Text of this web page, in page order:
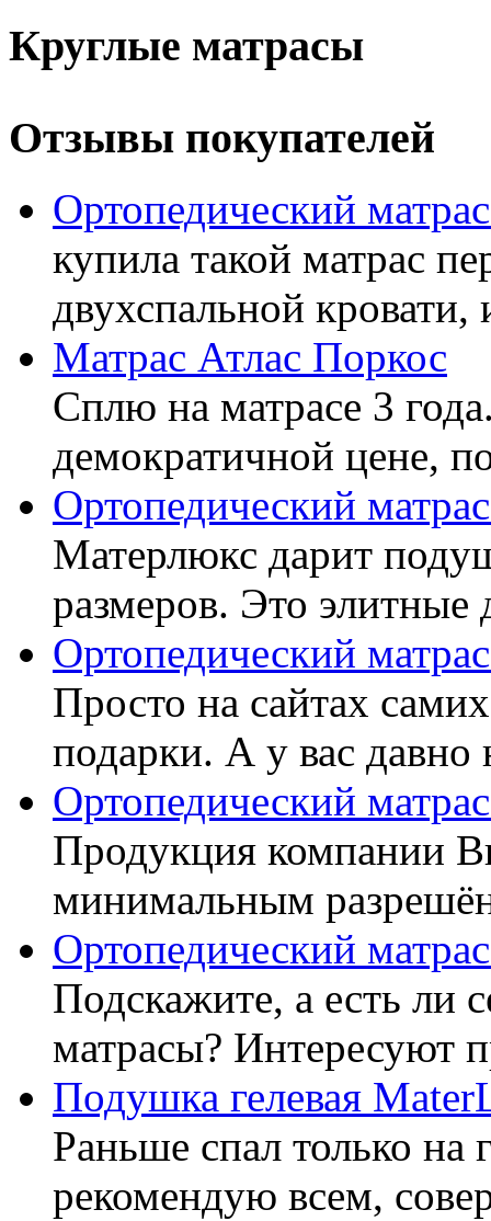
Круглые матрасы
Отзывы покупателей
Ортопедический
купила такой матрас
двухспальной
Матрас Атлас Поркос
Сплю на матрасе 3
демократичной цене,
Ортопедический
Матерлюкс дарит
размеров. Это элитные
Ортопедический
Просто на сайтах
подарки. А у вас
Ортопедический
Продукция компании
минимальным
Ортопедический
Подскажите, а есть ли
матрасы? Интересуют
Подушка гелевая
Раньше спал только на
рекомендую всем,